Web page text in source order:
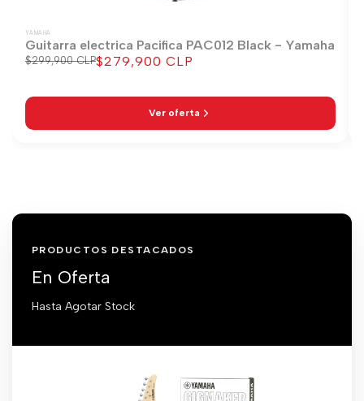
YAMAHA
Guitarra electrica Pacifica PAC012 Black - Yamaha
Precio
$299,900 CLPPrecio
$279,900 CLP
Ver oferta
PRODUCTOS DESTACADOS
En Oferta
Hasta Agotar Stock